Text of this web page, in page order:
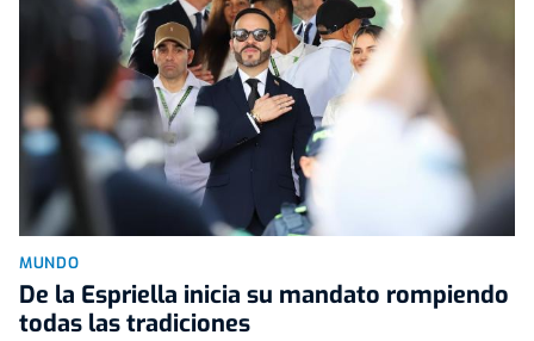
MUNDO
De la Espriella inicia su mandato rompiendo
todas las tradiciones